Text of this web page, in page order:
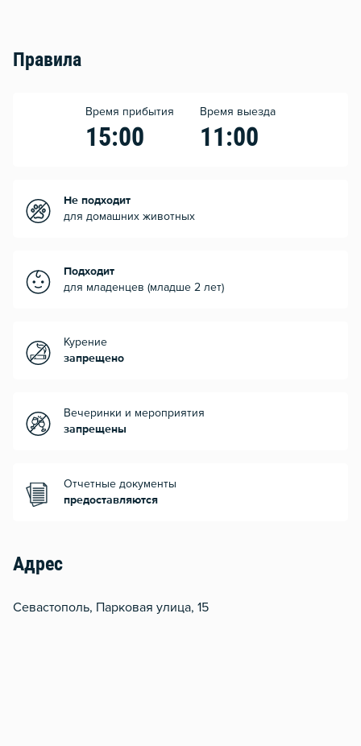
Правила
Время прибытия
15:00
Время выезда
11:00
Не подходит
для домашних животных
Подходит
для младенцев (младше 2 лет)
Курение
запрещено
Вечеринки и мероприятия
запрещены
Отчетные документы
предоставляются
Адрес
Севастополь, Парковая улица, 15